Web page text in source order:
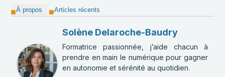
À propos Articles récents
Solène Delaroche-Baudry
Formatrice passionnée, j’aide chacun à
prendre en main le numérique pour gagner
en autonomie et sérénité au quotidien.